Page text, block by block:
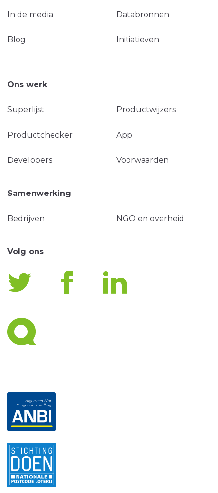
In de media Databronnen
Blog Initiatieven
Ons werk
Superlijst Productwijzers
Productchecker App
Developers Voorwaarden
Samenwerking
Bedrijven NGO en overheid
Volg ons